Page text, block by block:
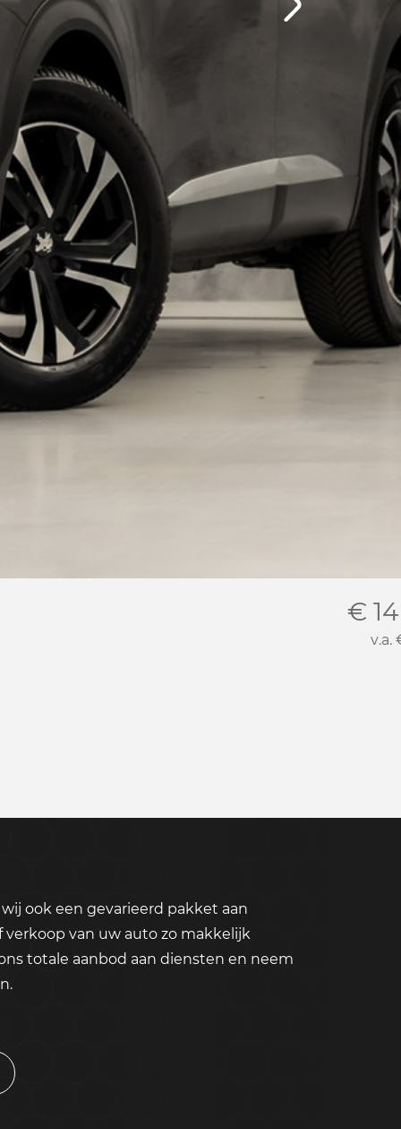
€
v.a.
ook een gevarieerd pakket aan
verkoop van uw auto zo makkelijk
totale aanbod aan diensten en neem